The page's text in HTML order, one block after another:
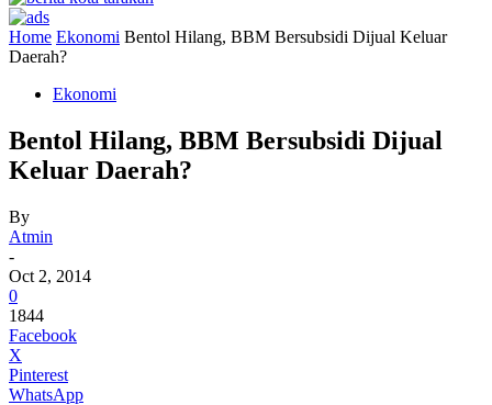
Home Ekonomi Bentol Hilang, BBM Bersubsidi Dijual Keluar
Daerah?
Ekonomi
Bentol Hilang, BBM Bersubsidi Dijual
Keluar Daerah?
By
Atmin
-
Oct 2, 2014
0
1844
Facebook
X
Pinterest
WhatsApp